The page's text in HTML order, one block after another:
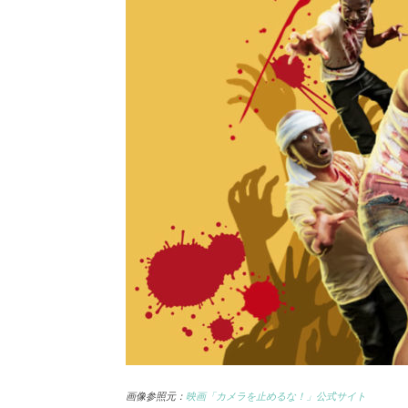
画像参照元： 映画「カメラを止めるな！」公式サイト